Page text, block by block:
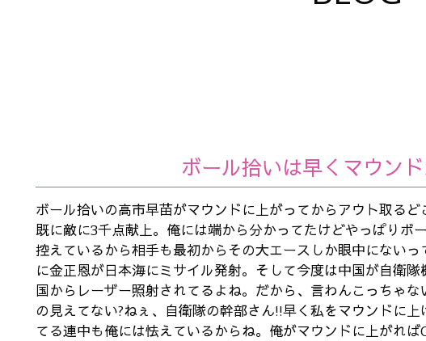
ボール拾いは早くマウン
ボール拾いの高市早苗がマウンドに上がってからアウト取る
既に敵に3千点献上。俺には端から分かってたけどやっぱりボ
控えているから相手も最初からその大エースしか眼中にない
に金正恩が日本海にミサイル発射。そして今度は中国が自衛
国からレーザー照射されてるよね。だから、言わんこっちゃ
の見えてない?ねぇ、自衛隊の幹部さん!!早く私をマウンドに
てる連中も俺には怯えているからね。俺がマウンドに上がれ